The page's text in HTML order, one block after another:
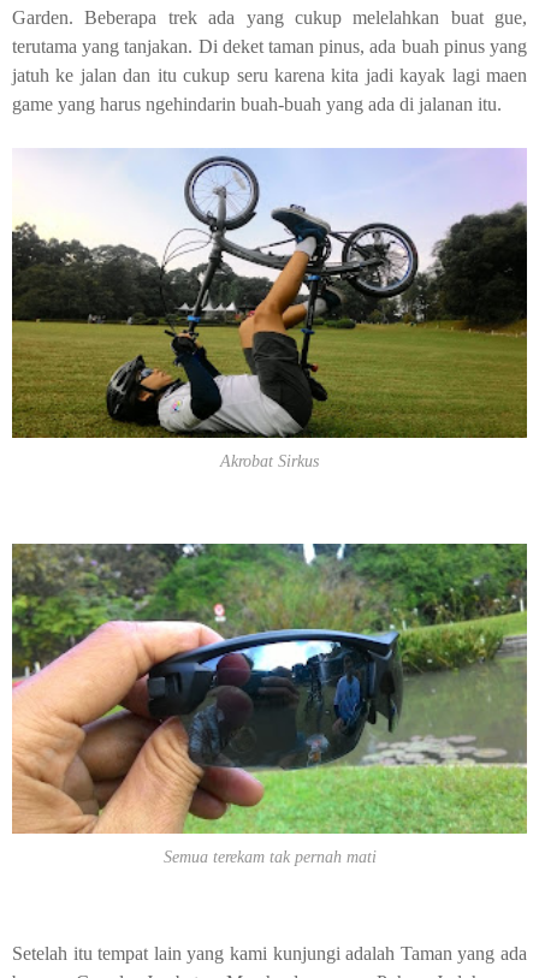
Garden. Beberapa trek ada yang cukup melelahkan buat gue,
terutama yang tanjakan. Di deket taman pinus, ada buah pinus yang
jatuh ke jalan dan itu cukup seru karena kita jadi kayak lagi maen
game yang harus ngehindarin buah-buah yang ada di jalanan itu.
Akrobat Sirkus
Semua terekam tak pernah mati
Setelah itu tempat lain yang kami kunjungi adalah Taman yang ada